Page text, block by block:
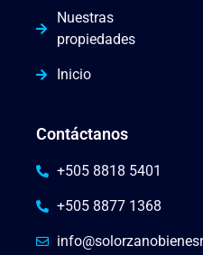
Nuestras
propiedades
Inicio
Contáctanos
+505 8818 5401
+505 8877 1368